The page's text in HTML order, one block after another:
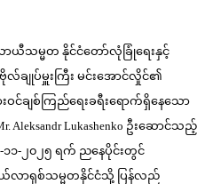
ာယီသမ္မတ နိုင်ငံတော်လုံခြုံရေးနှင့်
ဗိုလ်ချုပ်မှူးကြီး မင်းအောင်လှိုင်၏
င်ချစ်ကြည်ရေးခရီးရောက်ရှိနေသော
Lukashenko ဦးဆောင်သည့်
-၂၀၂၅ ရက် ညနေပိုင်းတွင်
ာရုစ်သမ္မတနိုင်ငံသို့ ပြန်လည်